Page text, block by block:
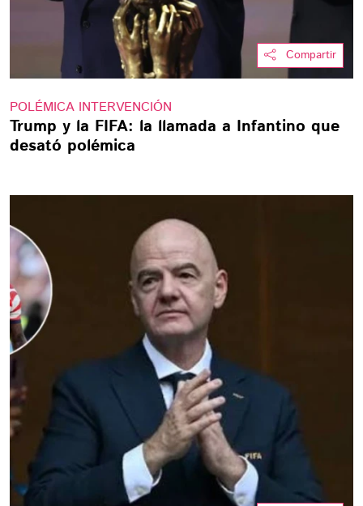
Compartir
POLÉMICA INTERVENCIÓN
Trump y la FIFA: la llamada a Infantino que
desató polémica